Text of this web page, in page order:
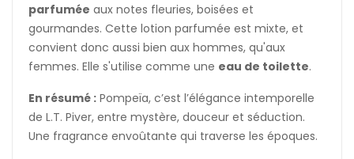
parfumée aux notes fleuries, boisées et
gourmandes. Cette lotion parfumée est mixte, et
convient donc aussi bien aux hommes, qu'aux
femmes. Elle s'utilise comme une eau de toilette.
En résumé : Pompeïa, c’est l’élégance intemporelle
de L.T. Piver, entre mystère, douceur et séduction.
Une fragrance envoûtante qui traverse les époques.